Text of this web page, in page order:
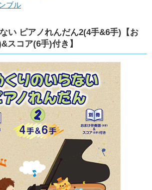
ブル
い ピアノれんだん2(4手&6手)【お
スコア(6手)付き】